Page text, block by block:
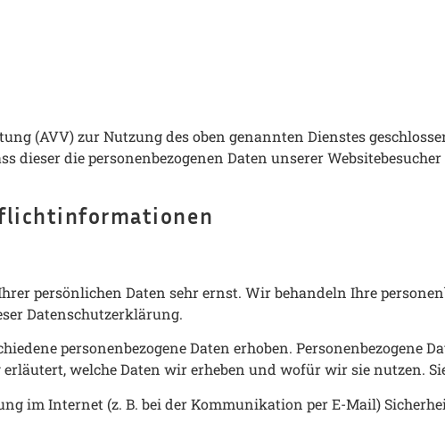
(AVV) zur Nutzung des oben genannten Dienstes
dieser die personenbezogenen Daten unserer
persönlichen Daten sehr ernst. Wir behandeln Ihre
Datenschutzerklärung.
personenbezogene Daten erhoben.
welche Daten wir erheben und wofür wir sie nutzen.
im Internet (z. B. bei der Kommunikation per E-Mail)